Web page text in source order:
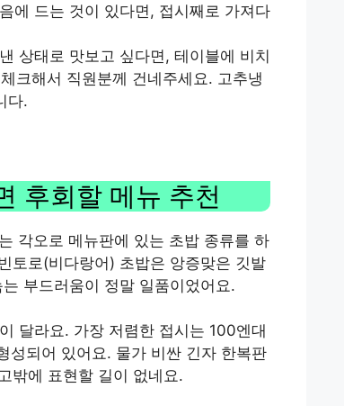
에 드는 것이 있다면, 접시째로 가져다
상태로 맛보고 싶다면, 테이블에 비치
체크해서 직원분께 건네주세요. 고추냉
다.
후회할 메뉴 추천
각오로 메뉴판에 있는 초밥 종류를 하
토로(비다랑어) 초밥은 앙증맞은 깃발
부드러움이 정말 일품이었어요.
달라요. 가장 저렴한 접시는 100엔대
되어 있어요. 물가 비싼 긴자 한복판
밖에 표현할 길이 없네요.